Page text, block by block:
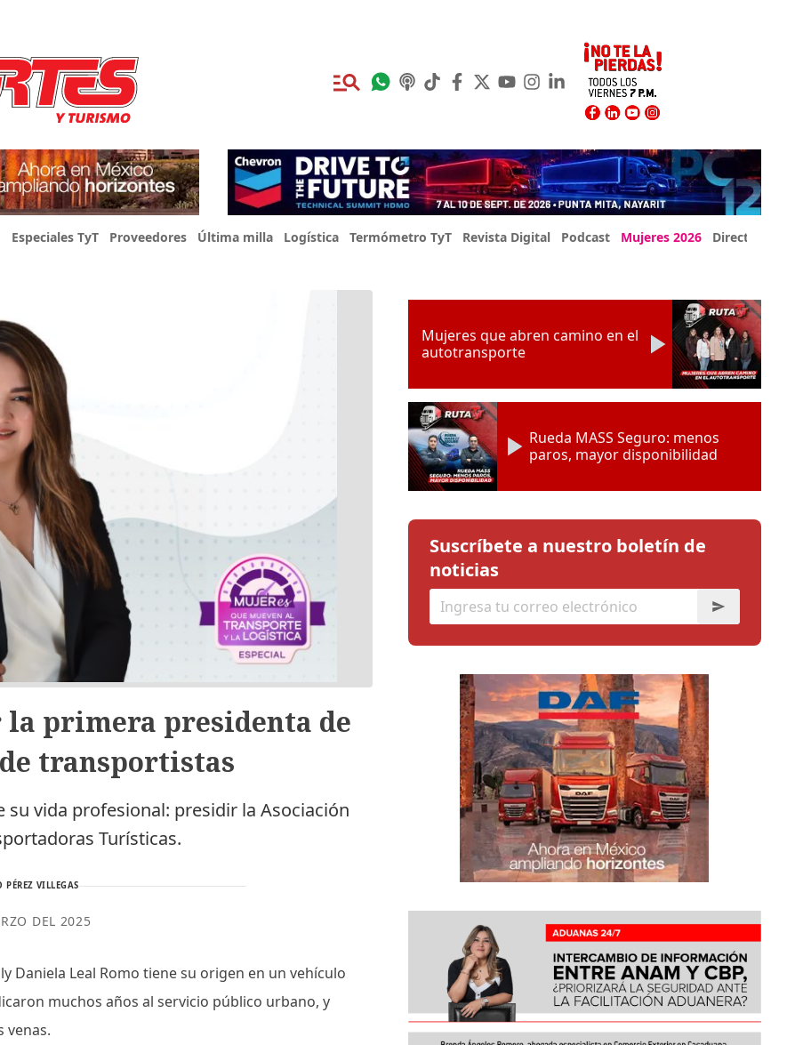
Especiales TyT Proveedores Última milla Logística Termómetro TyT Revista Digital Podcast Mujeres 2026 Directorio Expo
primera presidenta de
transportistas
su vida profesional: presidir la Asociación
Turísticas.
PÉREZ VILLEGAS
DEL 2025
Daniela Leal Romo tiene su origen en un vehículo
muchos años al servicio público urbano, y
venas.
Mujeres que abren camino en el
autotransporte
Rueda MASS Seguro: menos
paros, mayor disponibilidad
Suscríbete a nuestro boletín de
noticias